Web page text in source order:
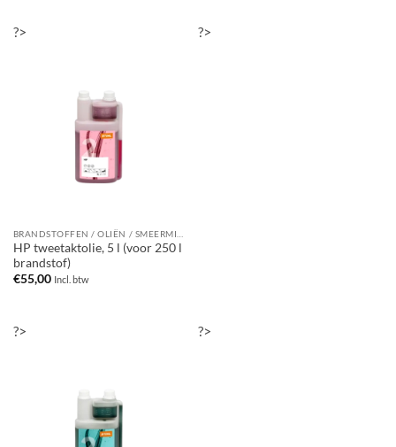
?>
HP tweetaktolie, 5 l (voor 250 l
brandstof)
€55,00 Incl. btw
?>
?> ?>